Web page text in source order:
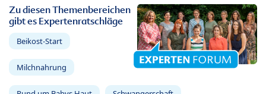
Zu diesen Themenbereichen
gibt es Expertenratschläge
Beikost-Start
Milchnahrung